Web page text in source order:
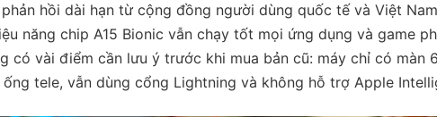
hồi dài hạn từ cộng đồng người dùng quốc tế và Việt
năng chip A15 Bionic vẫn chạy tốt mọi ứng dụng và game
có vài điểm cần lưu ý trước khi mua bản cũ: máy chỉ có màn
tele, vẫn dùng cổng Lightning và không hỗ trợ Apple